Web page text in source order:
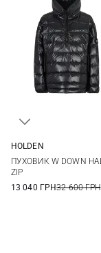
HOLDEN
ПУХОВИК W DOWN
ZIP
13 040 ГРН32 600 ГРН